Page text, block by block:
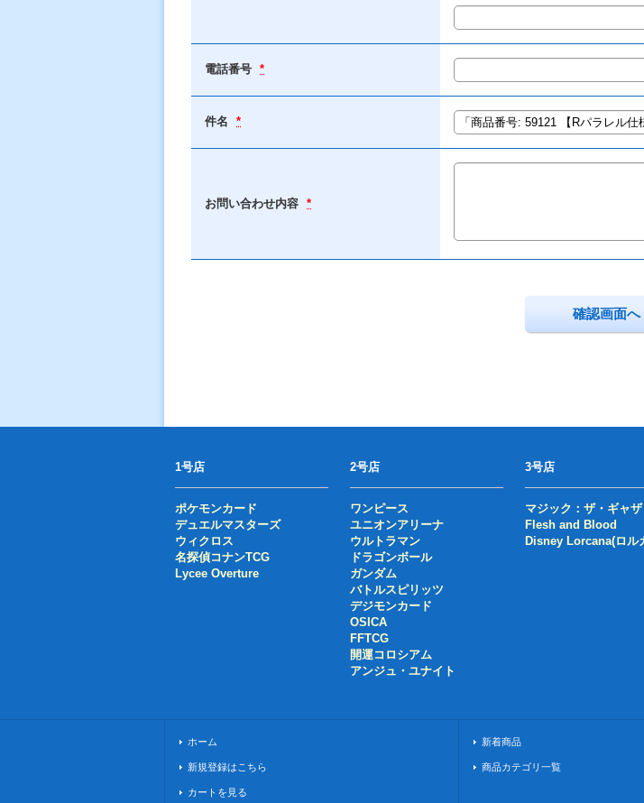
電話番号 *
件名 *
お問い合わせ内容 *
1号店
ポケモンカード
デュエルマスターズ
ウィクロス
名探偵コナンTCG
Lycee Overture
2号店
ワンピース
ユニオンアリーナ
ウルトラマン
ドラゴンボール
ガンダム
バトルスピリッツ
デジモンカード
OSICA
FFTCG
開運コロシアム
アンジュ・ユナイト
3号店
マジック：ザ・ギャ
Flesh and Blood
Disney Lorcana(ロル
ホーム
新規登録はこちら
カートを見る
新着商品
商品カテゴリ一覧